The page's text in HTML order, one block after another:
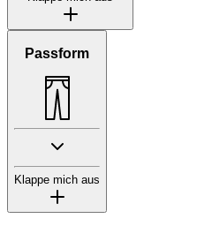
Passform
Klappe mich aus